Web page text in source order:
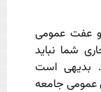
و عفت عمومی
شما نباید
بدیهی است
عمومی جامعه